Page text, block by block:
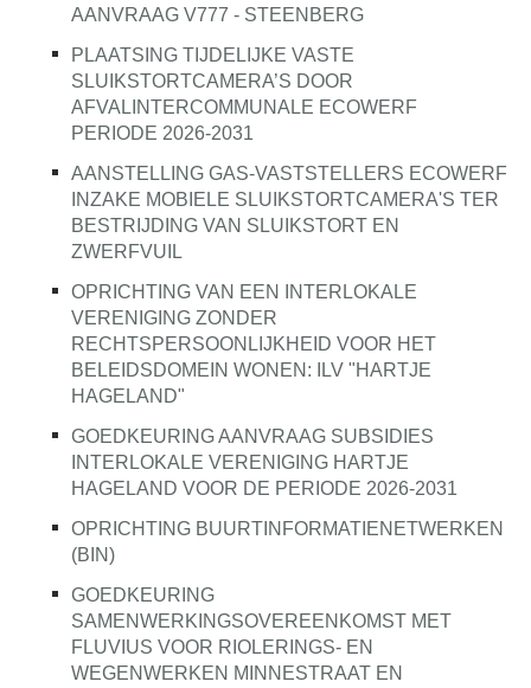
AANVRAAG V777 - STEENBERG
PLAATSING TIJDELIJKE VASTE
SLUIKSTORTCAMERA’S DOOR
AFVALINTERCOMMUNALE ECOWERF
PERIODE 2026-2031
AANSTELLING GAS-VASTSTELLERS ECOWERF
INZAKE MOBIELE SLUIKSTORTCAMERA'S TER
BESTRIJDING VAN SLUIKSTORT EN
ZWERFVUIL
OPRICHTING VAN EEN INTERLOKALE
VERENIGING ZONDER
RECHTSPERSOONLIJKHEID VOOR HET
BELEIDSDOMEIN WONEN: ILV "HARTJE
HAGELAND"
GOEDKEURING AANVRAAG SUBSIDIES
INTERLOKALE VERENIGING HARTJE
HAGELAND VOOR DE PERIODE 2026-2031
OPRICHTING BUURTINFORMATIENETWERKEN
(BIN)
GOEDKEURING
SAMENWERKINGSOVEREENKOMST MET
FLUVIUS VOOR RIOLERINGS- EN
WEGENWERKEN MINNESTRAAT EN